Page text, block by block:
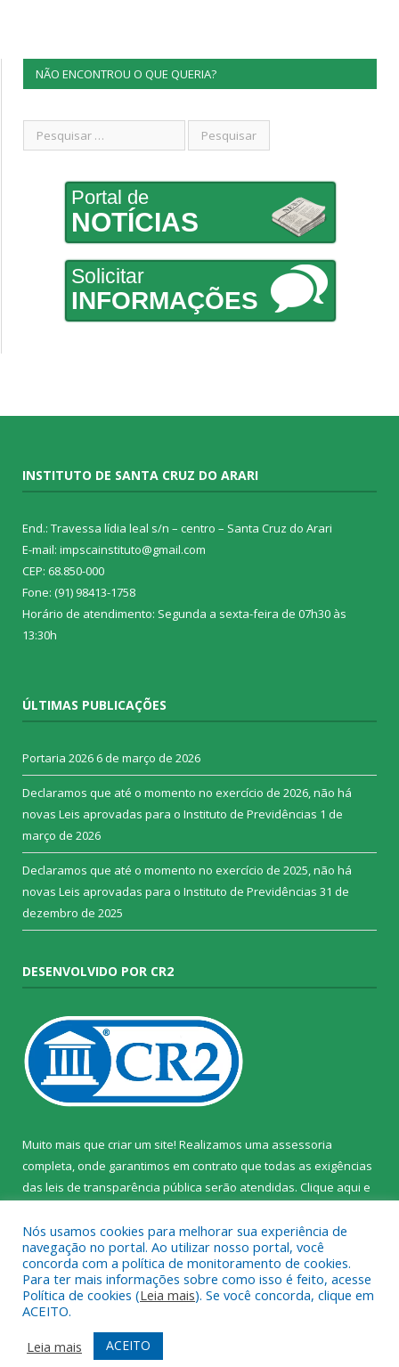
NÃO ENCONTROU O QUE QUERIA?
Portal de
NOTÍCIAS
Solicitar
INFORMAÇÕES
INSTITUTO DE SANTA CRUZ DO ARARI
End.: Travessa lídia leal s/n – centro – Santa Cruz do Arari
E-mail: impscainstituto@gmail.com
CEP: 68.850-000
Fone: (91) 98413-1758
Horário de atendimento: Segunda a sexta-feira de 07h30 às
13:30h
ÚLTIMAS PUBLICAÇÕES
Portaria 2026 6 de março de 2026
Declaramos que até o momento no exercício de 2026, não há
novas Leis aprovadas para o Instituto de Previdências 1 de
março de 2026
Declaramos que até o momento no exercício de 2025, não há
novas Leis aprovadas para o Instituto de Previdências 31 de
dezembro de 2025
DESENVOLVIDO POR CR2
Muito mais que criar um site! Realizamos uma assessoria
completa, onde garantimos em contrato que todas as exigências
das leis de transparência pública serão atendidas. Clique aqui e
Todos os direitos reservados ao Instituto de Santa Cruz do Arari.
Mapa do Site
Acessar Área Administrativa
Acessar Webmail
Nós usamos cookies para melhorar sua experiência de
navegação no portal. Ao utilizar nosso portal, você
concorda com a política de monitoramento de cookies.
Para ter mais informações sobre como isso é feito, acesse
Política de cookies (Leia mais). Se você concorda, clique em
ACEITO.
Leia mais
ACEITO